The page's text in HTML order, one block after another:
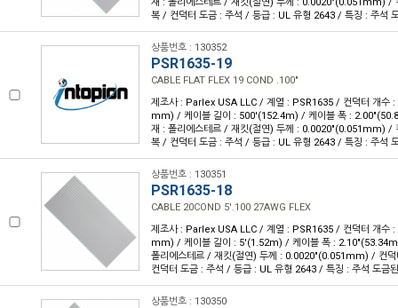
복 / 컨덕터 도금 : 주석 / 등급 : UL 유형 2643 / 특징 : 주석
상품번호 : 130352
PSR1635-19
CABLE FLAT FLEX 19 COND .100"
제조사 : Parlex USA LLC / 계열 : PSR1635 / 컨덕터 개수
mm) / 케이블 길이 : 500'(152.4m) / 케이블 폭 :
재 : 폴리에스테르 / 재킷(절연) 두께 : 0.0020"(0.051mm) /
복 / 컨덕터 도금 : 주석 / 등급 : UL 유형 2643 / 특징 : 주석
상품번호 : 130351
PSR1635-18
CABLE 20COND 5'.100 27AWG FLEX
제조사 : Parlex USA LLC / 계열 : PSR1635 / 컨덕터 개수
mm) / 케이블 길이 : 5'(1.52m) / 케이블 폭 :
폴리에스테르 / 재킷(절연) 두께 : 0.0020"(0.051mm) / 컨덕
컨덕터 도금 : 주석 / 등급 : UL 유형 2643 / 특징 : 주석 도금
상품번호 : 130350